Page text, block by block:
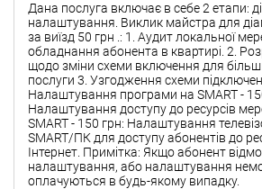
Дана послуга включає в себе 2 етапи:
налаштування. Виклик майстра для
за виїзд 50 грн .: 1. Аудит локальної
обладнання абонента в квартирі. 2.
щодо зміни схеми включення для більш
послуги 3. Узгодження схеми
Налаштування програми на SMART -
Налаштування доступу до ресурсів
SMART - 150 грн: Налаштування
SMART/ПК для доступу абонентів до
Інтернет. Примітка: Якщо абонент
налаштування, або налаштування
оплачуються в будь-якому випадку.